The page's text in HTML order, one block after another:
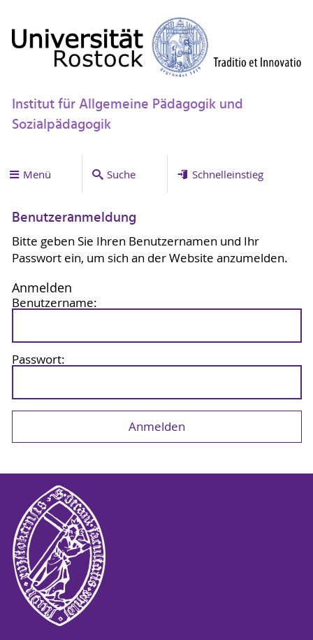
Institut für Allgemeine Pädagogik und
Sozialpädagogik
Menü Suche Schnelleinstieg
Benutzeranmeldung
Bitte geben Sie Ihren Benutzernamen und Ihr
Passwort ein, um sich an der Website anzumelden.
Anmelden
Benutzername:
Passwort: